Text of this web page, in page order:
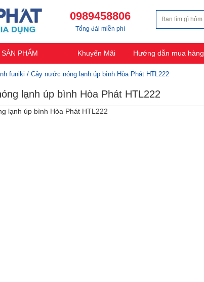
0989458806
Tổng đài miễn phí
PHẨM Khuyến Mãi Hướng dẫn mua hàng
funiki / Cây nước nóng lạnh úp bình Hòa Phát HTL222
lạnh úp bình Hòa Phát HTL222